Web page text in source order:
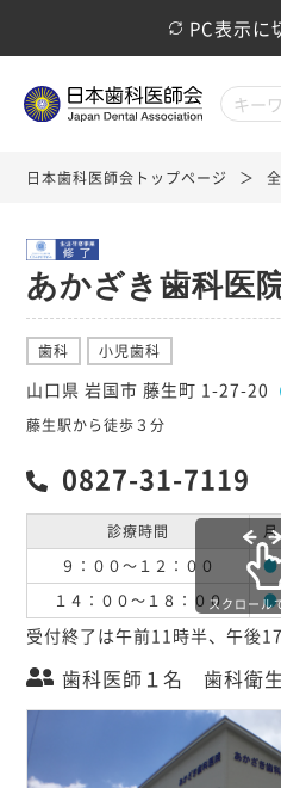
PC表示に
日本歯科医師会トップページ
あかざき歯科医
歯科 小児歯科
山口県 岩国市 藤生町 1-27-20
藤生駅から徒歩３分
0827-31-7119
診療時間 月
９：００～１２：００
●
１４：００～１８：００
●
スクロール
受付終了は午前11時半、午後17
歯科医師１名 歯科衛